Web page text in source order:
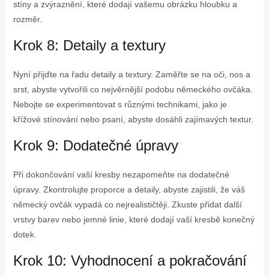
stíny a zvýraznění, které dodají vašemu obrázku hloubku a
rozměr.
Krok 8: Detaily a textury
Nyní přijďte na řadu detaily a textury. Zaměřte se na oči, nos a
srst, abyste vytvořili co nejvěrnější podobu německého ovčáka.
Nebojte se experimentovat s různými technikami, jako je
křížové stínování nebo psaní, abyste dosáhli zajímavých textur.
Krok 9: Dodatečné úpravy
Při dokončování vaší kresby nezapomeňte na dodatečné
úpravy. Zkontrolujte proporce a detaily, abyste zajistili, že váš
německý ovčák vypadá co nejrealističtěji. Zkuste přidat další
vrstvy barev nebo jemné linie, které dodají vaší kresbě konečný
dotek.
Krok 10: Vyhodnocení a pokračování